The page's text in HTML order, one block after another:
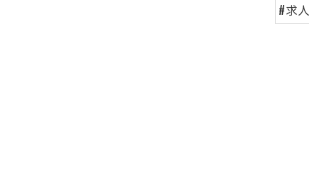
#求人